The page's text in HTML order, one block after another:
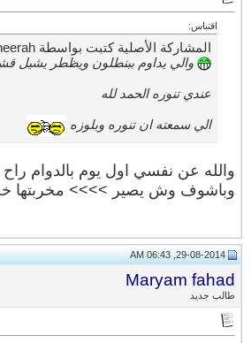
اقتباس:
المشاركة الأصلية كتبت بواسطة Muneerah
والي يداوم ببنطلون ويظطر يشيل
عندي تنوره الحمد لله
الي سمعته ان تنوره وبلوزه
والله عن نفسي اول يوم بالدوام راح
وباشوف وش يصير >>>> مخربتها
29-08-2014, 06:43 AM
Maryam fahad
طالب جديد